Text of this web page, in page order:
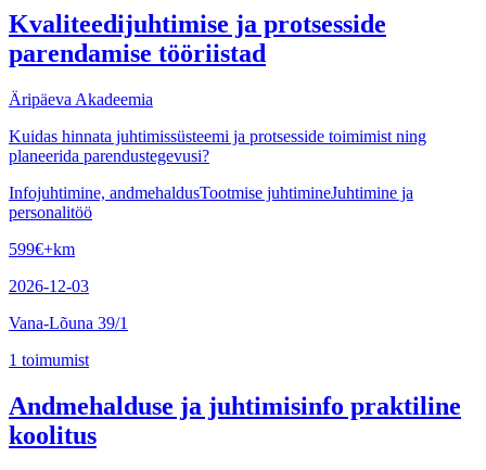
Kvaliteedijuhtimise ja protsesside
parendamise tööriistad
Äripäeva Akadeemia
Kuidas hinnata juhtimissüsteemi ja protsesside toimimist ning
planeerida parendustegevusi?
Infojuhtimine, andmehaldusTootmise juhtimineJuhtimine ja
personalitöö
599€+km
2026-12-03
Vana-Lõuna 39/1
1 toimumist
Andmehalduse ja juhtimisinfo praktiline
koolitus